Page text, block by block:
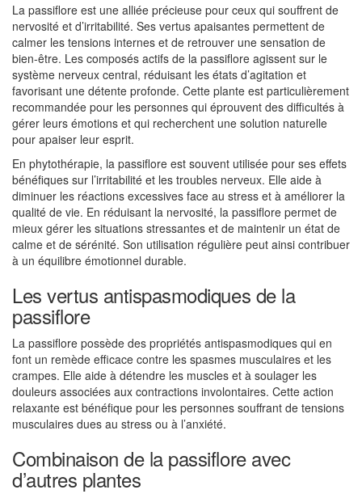
La passiflore est une alliée précieuse pour ceux qui souffrent de
nervosité et d’irritabilité. Ses vertus apaisantes permettent de
calmer les tensions internes et de retrouver une sensation de
bien-être. Les composés actifs de la passiflore agissent sur le
système nerveux central, réduisant les états d’agitation et
favorisant une détente profonde. Cette plante est particulièrement
recommandée pour les personnes qui éprouvent des difficultés à
gérer leurs émotions et qui recherchent une solution naturelle
pour apaiser leur esprit.
En phytothérapie, la passiflore est souvent utilisée pour ses effets
bénéfiques sur l’irritabilité et les troubles nerveux. Elle aide à
diminuer les réactions excessives face au stress et à améliorer la
qualité de vie. En réduisant la nervosité, la passiflore permet de
mieux gérer les situations stressantes et de maintenir un état de
calme et de sérénité. Son utilisation régulière peut ainsi contribuer
à un équilibre émotionnel durable.
Les vertus antispasmodiques de la
passiflore
La passiflore possède des propriétés antispasmodiques qui en
font un remède efficace contre les spasmes musculaires et les
crampes. Elle aide à détendre les muscles et à soulager les
douleurs associées aux contractions involontaires. Cette action
relaxante est bénéfique pour les personnes souffrant de tensions
musculaires dues au stress ou à l’anxiété.
Combinaison de la passiflore avec
d’autres plantes